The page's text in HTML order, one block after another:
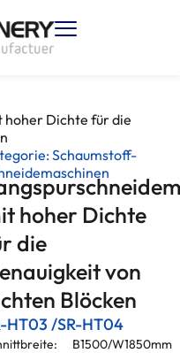
hoher Dichte für die
Schaumstoff-
hoher Dichte
die
von
Blöcken
HT03 /SR-HT04
B1500/W1850mm